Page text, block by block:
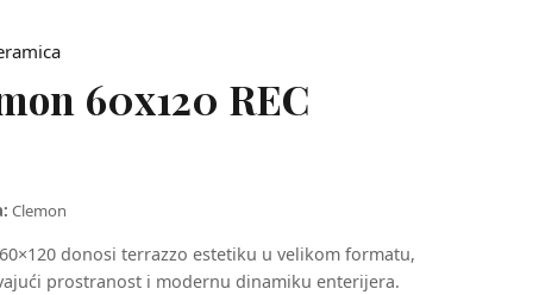
60x120 REC
Clemon
donosi terrazzo estetiku u velikom formatu,
prostranost i modernu dinamiku enterijera.